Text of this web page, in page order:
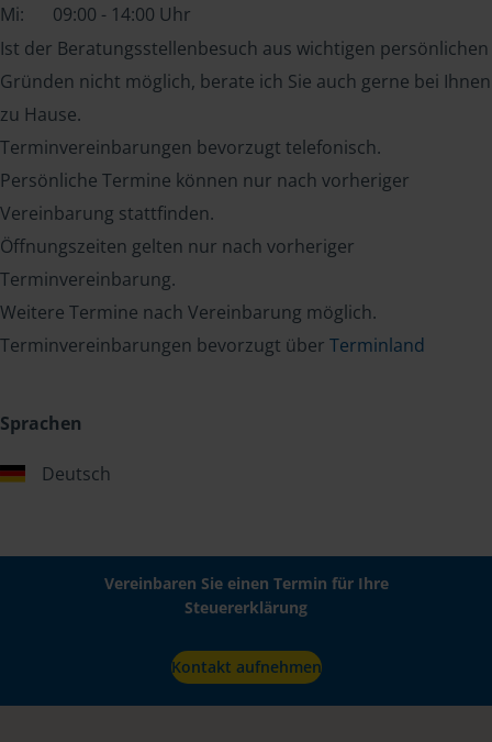
Mi:
09:00 - 14:00 Uhr
Ist der Beratungsstellenbesuch aus wichtigen persönlichen
Gründen nicht möglich, berate ich Sie auch gerne bei Ihnen
zu Hause.
Terminvereinbarungen bevorzugt telefonisch.
Persönliche Termine können nur nach vorheriger
Vereinbarung stattfinden.
Öffnungszeiten gelten nur nach vorheriger
Terminvereinbarung.
Weitere Termine nach Vereinbarung möglich.
Terminvereinbarungen bevorzugt über Terminland
Sprachen
Deutsch
Vereinbaren Sie einen Termin für Ihre
Steuererklärung
Kontakt aufnehmen